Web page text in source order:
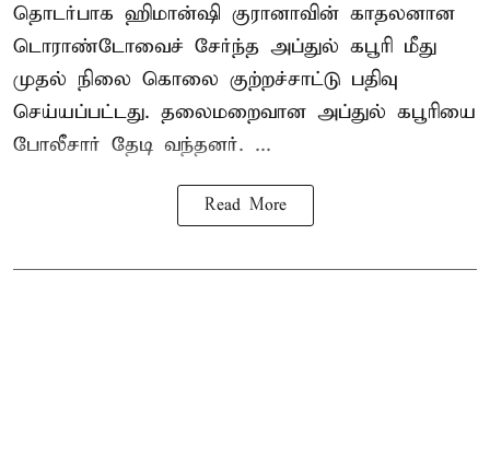
தொடர்பாக ஹிமான்ஷி குரானாவின் காதலனான
டொராண்டோவைச் சேர்ந்த அப்துல் கபூரி மீது
முதல் நிலை கொலை குற்றச்சாட்டு பதிவு
செய்யப்பட்டது. தலைமறைவான அப்துல் கபூரியை
போலீசார் தேடி வந்தனர். ...
Read More